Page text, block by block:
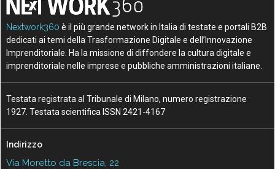
Nextwork360 è il più grande network in Italia di testate e portali B2B
dedicati ai temi della Trasformazione Digitale e dell’Innovazione
Imprenditoriale. Ha la missione di diffondere la cultura digitale e
imprenditoriale nelle imprese e pubbliche amministrazioni italiane.
Testata registrata al Tribunale di Milano, numero registrazione
1927. Testata scientifica ISSN 2421-4167
Indirizzo
Via Moretto da Brescia, 22